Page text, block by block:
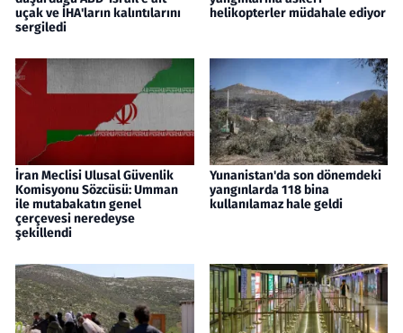
uçak ve İHA'ların kalıntılarını
sergiledi
helikopterler müdahale ediyor
İran Meclisi Ulusal Güvenlik
Komisyonu Sözcüsü: Umman
ile mutabakatın genel
çerçevesi neredeyse
şekillendi
Yunanistan'da son dönemdeki
yangınlarda 118 bina
kullanılamaz hale geldi